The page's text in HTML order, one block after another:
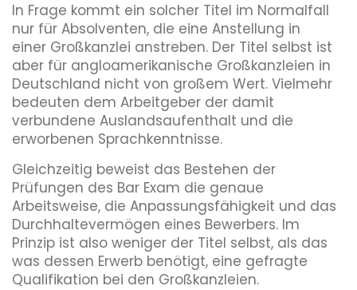
In Frage kommt ein solcher Titel im Normalfall
nur für Absolventen, die eine Anstellung in
einer Großkanzlei anstreben. Der Titel selbst ist
aber für angloamerikanische Großkanzleien in
Deutschland nicht von großem Wert. Vielmehr
bedeuten dem Arbeitgeber der damit
verbundene Auslandsaufenthalt und die
erworbenen Sprachkenntnisse.
Gleichzeitig beweist das Bestehen der
Prüfungen des Bar Exam die genaue
Arbeitsweise, die Anpassungsfähigkeit und das
Durchhaltevermögen eines Bewerbers. Im
Prinzip ist also weniger der Titel selbst, als das
was dessen Erwerb benötigt, eine gefragte
Qualifikation bei den Großkanzleien.